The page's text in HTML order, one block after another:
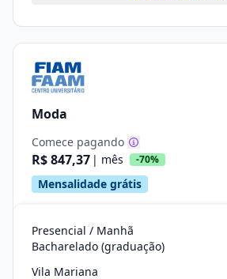
Moda
Comece pagando
R$ 847,37 | mês -70%
Mensalidade grátis
Presencial / Manhã
Bacharelado (graduação)
Vila Mariana